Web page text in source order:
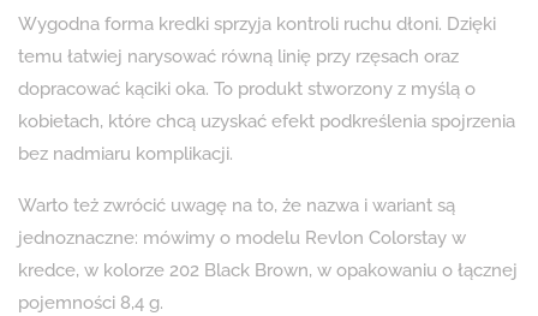
Wygodna forma kredki sprzyja kontroli ruchu dłoni. Dzięki
temu łatwiej narysować równą linię przy rzęsach oraz
dopracować kąciki oka. To produkt stworzony z myślą o
kobietach, które chcą uzyskać efekt podkreślenia spojrzenia
bez nadmiaru komplikacji.
Warto też zwrócić uwagę na to, że nazwa i wariant są
jednoznaczne: mówimy o modelu Revlon Colorstay w
kredce, w kolorze 202 Black Brown, w opakowaniu o łącznej
pojemności 8,4 g.